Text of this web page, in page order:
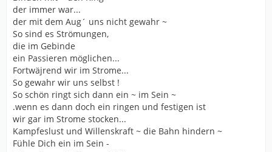
der immer war...
der mit dem Aug´ uns nicht gewahr ~
So sind es Strömungen,
die im Gebinde
ein Passieren möglichen...
Fortwäjrend wir im Strome...
So gewahr wir uns selbst !
So schön ringt sich dann ein ~ im Sein ~
.wenn es dann doch ein ringen und festigen ist
wir gar im Strome stocken...
Kampfeslust und Willenskraft ~ die Bahn hindern ~
Fühle Dich ein im Sein -